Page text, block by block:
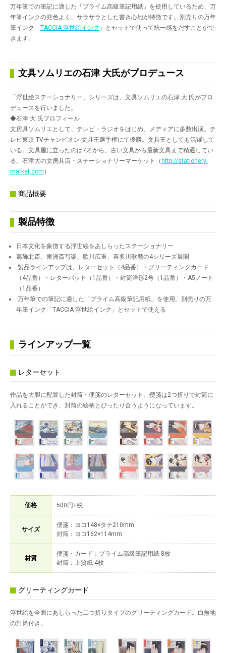
万年筆での筆記に適した「プライム高級筆記用紙」を使用しているため、万
年筆インクの発色よく、サラサラとした書き心地が特徴です。別売りの万年
筆インク「 TACCIA 浮世絵インク 」とセットで使って統一感をだすことがで
きます。
文具ソムリエの石津 大氏がプロデュース
「浮世絵ステーショナリー」シリーズは、文具ソムリエの石津 大 氏がプロ
デュースを行いました。
◆石津 大 氏プロフィール
文房具ソムリエとして、テレビ・ラジオをはじめ、メディアに多数出演。テ
レビ東京 TVチャンピオン 文具王選手権にて優勝。文具王としても活躍して
いる。文具屋に立ったのは7才から。古い文具から最新文具まで精通してい
る。石津大の文房具店・ステーショナリーマーケット（ http://stationery-
market.com ）
商品概要
製品特徴
日本文化を象徴する浮世絵をあしらったステーショナリー
葛飾北斎、東洲斎写楽、歌川広重、喜多川歌麿の4シリーズ展開
製品ラインアップは、レターセット（4品番）・グリーティングカード
（4品番）・レターパッド（1品番）・封筒洋形2号（1品番）・A5ノート
（1品番）
万年筆での筆記に適した「プライム高級筆記用紙」を使用。別売りの万
年筆インク「TACCIA 浮世絵インク」とセットで使える
ラインアップ一覧
レターセット
作品を大胆に配置した封筒・便箋のレターセット。便箋は2つ折りで封筒に
入れることができ、封筒の絵柄とぴったり合うようになっています。
価格 500円+税
サイズ
便箋：ヨコ148×タテ210mm
封筒：ヨコ162×114mm
材質
便箋・カード：プライム高級筆記用紙 8枚
封筒：上質紙 4枚
グリーティングカード
浮世絵を全面にあしらった二つ折りタイプのグリーティングカード。白無地
の封筒付き。